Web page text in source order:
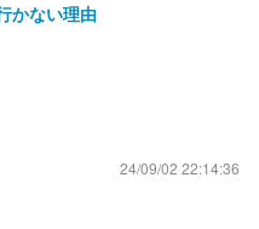
かない理由
24/09/02 22:14:36